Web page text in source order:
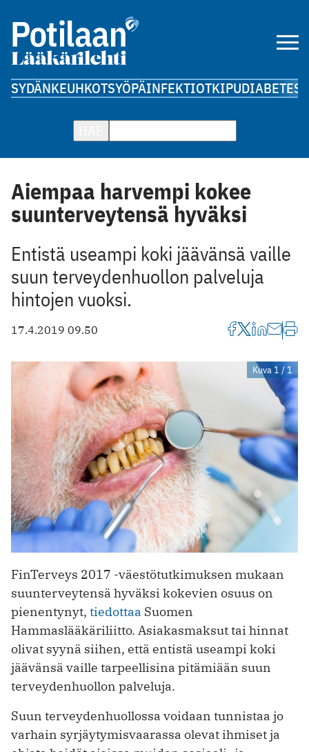
SYDÄNKEUHKOTSYÖPÄINFEKTIOTKIPUDIABETES
Aiempaa harvempi kokee
suunterveytensä hyväksi
Entistä useampi koki jäävänsä vaille
suun terveydenhuollon palveluja
hintojen vuoksi.
17.4.2019 09.50
Kuva 1 / 1
FinTerveys 2017 -väestötutkimuksen mukaan
suunterveytensä hyväksi kokevien osuus on
pienentynyt, tiedottaa Suomen
Hammaslääkäriliitto. Asiakasmaksut tai hinnat
olivat syynä siihen, että entistä useampi koki
jäävänsä vaille tarpeellisina pitämiään suun
terveydenhuollon palveluja.
Suun terveydenhuollossa voidaan tunnistaa jo
varhain syrjäytymisvaarassa olevat ihmiset ja